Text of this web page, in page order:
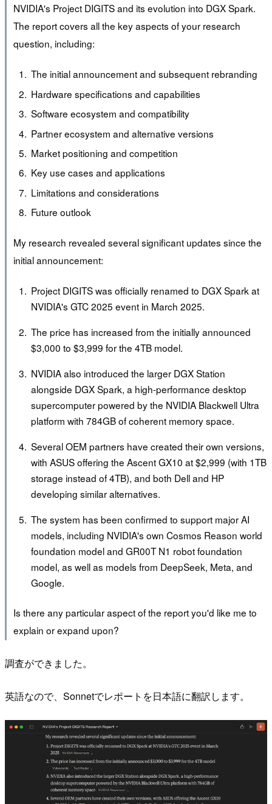
NVIDIA's Project DIGITS and its evolution into DGX Spark.
The report covers all the key aspects of your research
question, including:
The initial announcement and subsequent rebranding
Hardware specifications and capabilities
Software ecosystem and compatibility
Partner ecosystem and alternative versions
Market positioning and competition
Key use cases and applications
Limitations and considerations
Future outlook
My research revealed several significant updates since the
initial announcement:
Project DIGITS was officially renamed to DGX Spark at
NVIDIA's GTC 2025 event in March 2025.
The price has increased from the initially announced
$3,000 to $3,999 for the 4TB model.
NVIDIA also introduced the larger DGX Station
alongside DGX Spark, a high-performance desktop
supercomputer powered by the NVIDIA Blackwell Ultra
platform with 784GB of coherent memory space.
Several OEM partners have created their own versions,
with ASUS offering the Ascent GX10 at $2,999 (with 1TB
storage instead of 4TB), and both Dell and HP
developing similar alternatives.
The system has been confirmed to support major AI
models, including NVIDIA's own Cosmos Reason world
foundation model and GR00T N1 robot foundation
model, as well as models from DeepSeek, Meta, and
Google.
Is there any particular aspect of the report you'd like me to
explain or expand upon?
調査ができました。
英語なので、Sonnetでレポートを日本語に翻訳します。